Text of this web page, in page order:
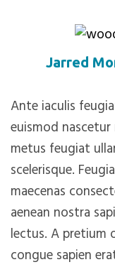
Jarred
Ante iaculis
euismod
metus feugiat
scelerisque.
maecenas
aenean nostra
lectus. A pretium
congue sapien